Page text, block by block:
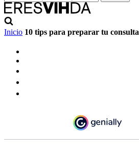
Inicio 10 tips para preparar tu consulta